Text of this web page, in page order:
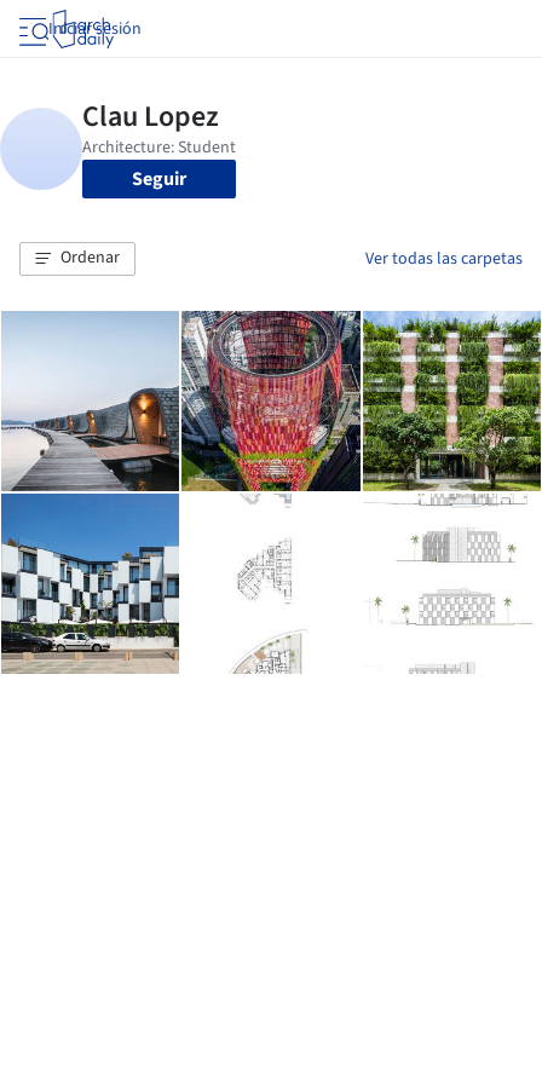
Iniciar sesión
Seguir
Ordenar Ver todas las carpetas